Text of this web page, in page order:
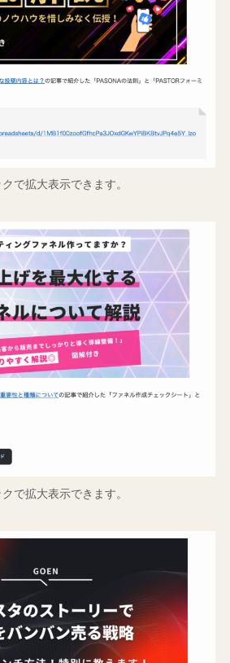
で拡大表示できます。
で拡大表示できます。